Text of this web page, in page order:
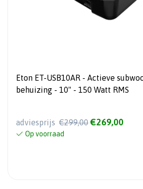
Eton ET-USB10AR - Actieve subwoofer -
behuizing - 10" - 150 Watt RMS
adviesprijs €299,00 €269,00
Op voorraad